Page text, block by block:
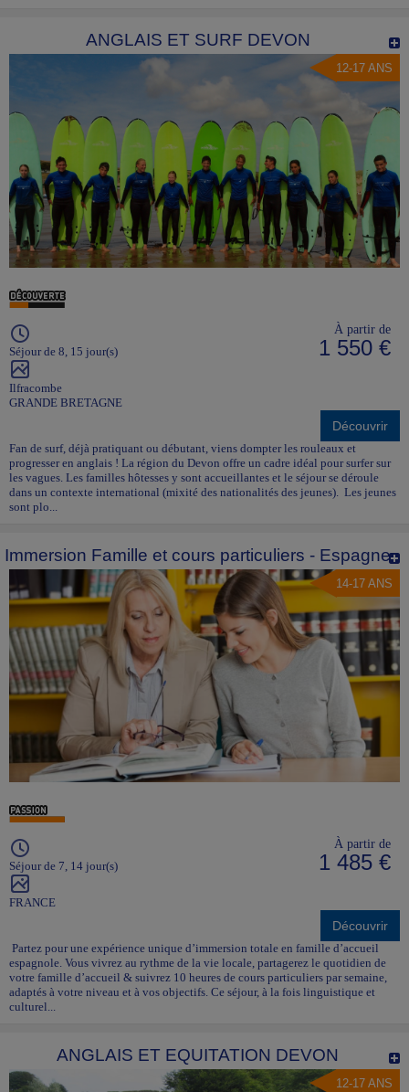
ANGLAIS ET SURF DEVON
12-17 ANS
Séjour de 8, 15 jour(s)
Ilfracombe
GRANDE BRETAGNE
À partir de
1 550 €
Découvrir
Fan de surf, déjà pratiquant ou débutant, viens dompter les rouleaux et
progresser en anglais ! La région du Devon offre un cadre idéal pour surfer sur
les vagues. Les familles hôtesses y sont accueillantes et le séjour se déroule
dans un contexte international (mixité des nationalités des jeunes). Les jeunes
sont plo...
Immersion Famille et cours particuliers - Espagne
14-17 ANS
Séjour de 7, 14 jour(s)
FRANCE
À partir de
1 485 €
Découvrir
Partez pour une expérience unique d’immersion totale en famille d’accueil
espagnole. Vous vivrez au rythme de la vie locale, partagerez le quotidien de
votre famille d’accueil & suivrez 10 heures de cours particuliers par semaine,
adaptés à votre niveau et à vos objectifs. Ce séjour, à la fois linguistique et
culturel...
ANGLAIS ET EQUITATION DEVON
12-17 ANS